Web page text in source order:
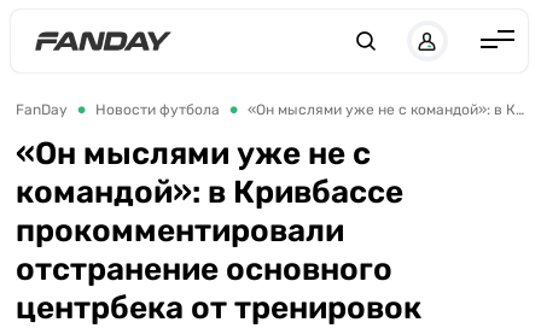
Англия
Испания
Германия
Италия
Франция
Украина
FanDay Новости футбола «Он мыслями уже не с командой»: в Кривбассе прокомментировали отстранение основного центрбека от тренировок
«Он мыслями уже не с
командой»: в Кривбассе
прокомментировали
отстранение основного
центрбека от тренировок